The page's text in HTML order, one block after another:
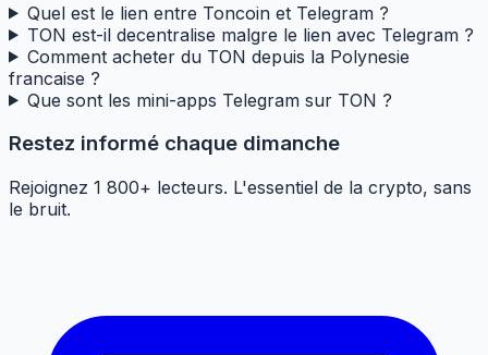
Quel est le lien entre Toncoin et Telegram ?
TON est-il decentralise malgre le lien avec Telegram ?
Comment acheter du TON depuis la Polynesie
francaise ?
Que sont les mini-apps Telegram sur TON ?
Restez informé chaque dimanche
Rejoignez 1 800+ lecteurs. L'essentiel de la crypto, sans
le bruit.